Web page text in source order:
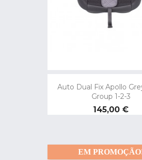
Auto Dual Fix Apollo
Group 1-2-3
Preço
145,00 €
EM